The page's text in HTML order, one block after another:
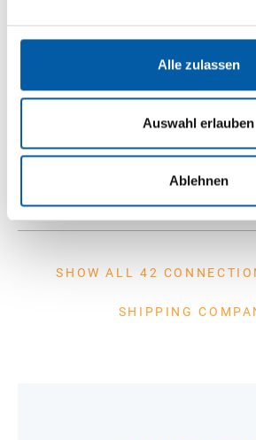
Alle zulassen
Auswahl erlauben
Ablehnen
Liverpool-Birkenhead
SHOW ALL 42
SHIPPING